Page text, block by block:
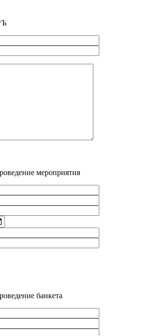
мероприятия
банкета